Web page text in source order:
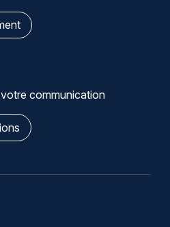
communication